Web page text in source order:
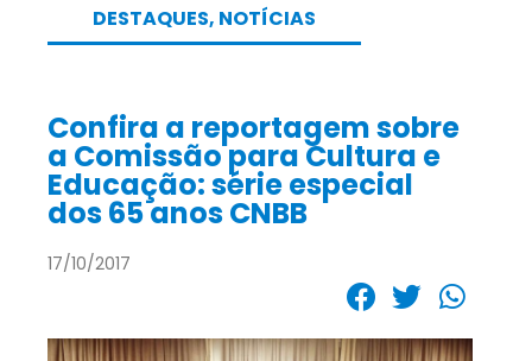
DESTAQUES, NOTÍCIAS
Confira a reportagem sobre
a Comissão para Cultura e
Educação: série especial
dos 65 anos CNBB
17/10/2017